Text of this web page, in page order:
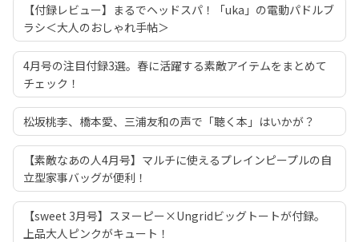
【付録レビュー】まるでヘッドスパ！「uka」の電動パドルブ
ラシ＜大人のおしゃれ手帖＞
4月号の注目付録3選。春に活躍する素敵アイテムをまとめて
チェック！
松坂桃李、橋本愛、三浦友和の声で「聴く本」はいかが？
【素敵なあの人4月号】マルチに使えるプレインピープルの自
立型家事バッグが便利！
【sweet 3月号】スヌーピー×Ungridビッグトートが付録。
上品大人ピンクがキュート！